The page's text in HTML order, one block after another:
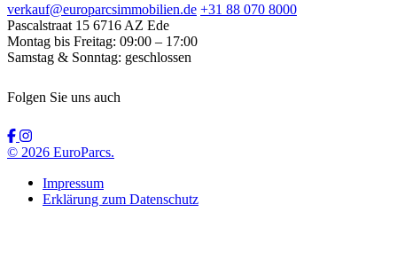
verkauf@europarcsimmobilien.de +31 88 070 8000
Pascalstraat 15 6716 AZ Ede
Montag bis Freitag: 09:00 – 17:00
Samstag & Sonntag: geschlossen
Folgen Sie uns auch
© 2026 EuroParcs.
Impressum
Erklärung zum Datenschutz